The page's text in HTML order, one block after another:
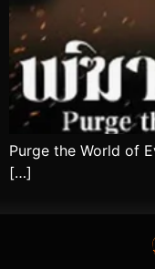
Purge the World of
[…]